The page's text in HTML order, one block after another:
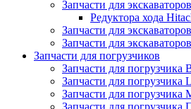
Запчасти для
Редуктора хода
Запчасти для
Запчасти для
Запчасти для погрузчиков
Запчасти для погрузчика
Запчасти для погрузчика
Запчасти для
Запчасти для